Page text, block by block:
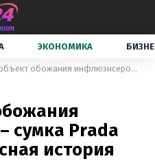
ЭКОНОМИКА
Новый объект обожания инфлюэнсеров – сумка Prada Galleria: интересная история названия
сумка Prada
история